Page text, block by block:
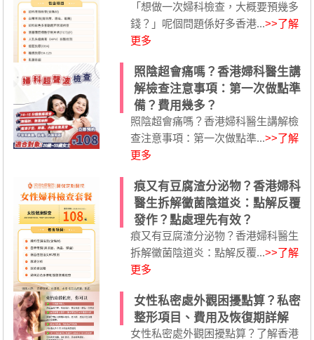
「想做一次婦科檢查，大概要預幾多
錢？」呢個問題係好多香港...>>了解
更多
照陰超會痛嗎？香港婦科醫生講
解檢查注意事項：第一次做點準
備？費用幾多？
照陰超會痛嗎？香港婦科醫生講解檢
查注意事項：第一次做點準...>>了解
更多
痕又有豆腐渣分泌物？香港婦科
醫生拆解黴菌陰道炎：點解反覆
發作？點處理先有效？
痕又有豆腐渣分泌物？香港婦科醫生
拆解黴菌陰道炎：點解反覆...>>了解
更多
女性私密處外觀困擾點算？私密
整形項目、費用及恢復期詳解
女性私密處外觀困擾點算？了解香港